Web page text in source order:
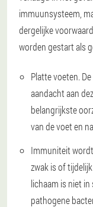
immuunsysteem,
dergelijke
worden gestart als
Platte voeten.
aandacht aan
belangrijkste
van de voet en
Immuniteit
zwak is of
lichaam is niet
pathogene